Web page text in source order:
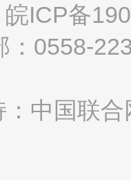
皖ICP备
：0558-
中国联